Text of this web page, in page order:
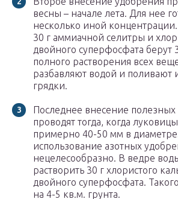
весны – начале лета. Для нее
несколько иной
30 г аммиачной селитры и
двойного суперфосфата берут
полного растворения всех
разбавляют водой и поливают
грядки.
Последнее внесение полезных
проводят тогда, когда
примерно 40-50 мм в
использование азотных
нецелесообразно. В ведре
растворить 30 г хлористого
двойного суперфосфата.
на 4-5 кв.м. грунта.